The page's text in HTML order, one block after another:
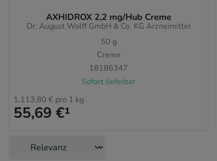
AXHIDROX 2,2 mg/Hub Creme
Dr. August Wolff GmbH & Co. KG Arzneimittel
50 g
Creme
18186347
Sofort lieferbar
55,69 €¹
1.113,80 € pro 1 kg